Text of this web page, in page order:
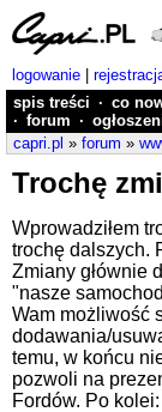
logowanie
spis treści · co
· forum ·
capri.pl » forum »
Trochę
Wprowadziłem
trochę dalszych.
Zmiany głównie
"nasze
Wam możliwość
dodawania/
temu, w końcu
pozwoli na
Fordów. Po kolei: